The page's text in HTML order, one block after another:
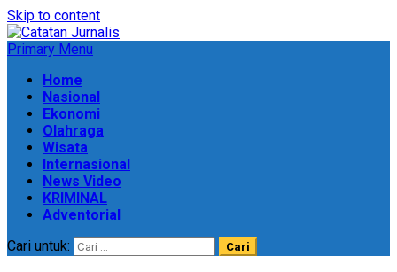
Skip to content
Primary Menu
Home
Nasional
Ekonomi
Olahraga
Wisata
Internasional
News Video
KRIMINAL
Adventorial
Cari untuk: